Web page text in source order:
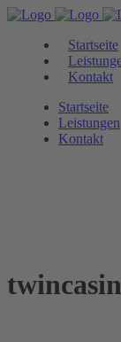
Startseite
Kontakt
Startseite
Leistungen
Kontakt